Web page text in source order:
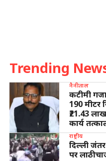
Trending
नैनीताल
कटीमी
190 मीटर
₹21.43
कार्य
राष्ट्रीय
दिल्ली
पर